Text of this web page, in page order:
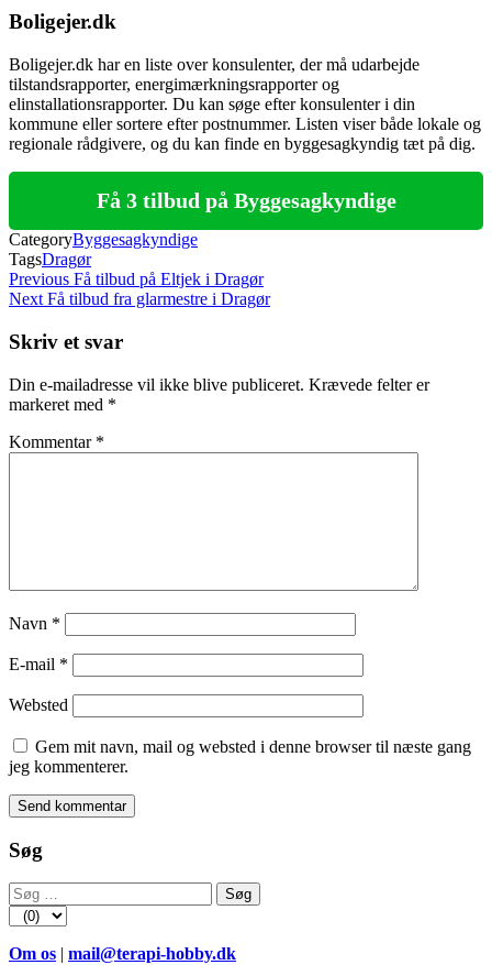
Boligejer.dk
Boligejer.dk har en liste over konsulenter, der må udarbejde
tilstandsrapporter, energimærkningsrapporter og
elinstallationsrapporter. Du kan søge efter konsulenter i din
kommune eller sortere efter postnummer. Listen viser både lokale og
regionale rådgivere, og du kan finde en byggesagkyndig tæt på dig.
Få 3 tilbud på Byggesagkyndige
CategoryByggesagkyndige
TagsDragør
Indlægsnavigation
Previous
Post
Previous Få tilbud på Eltjek i Dragør
Next
Next Få tilbud fra glarmestre i Dragør
Skriv et svar
Din e-mailadresse vil ikke blive publiceret. Krævede felter er
markeret med *
Kommentar *
Navn *
E-mail *
Websted
Gem mit navn, mail og websted i denne browser til næste gang
jeg kommenterer.
Søg
Søg
efter:
Om os | mail@terapi-hobby.dk